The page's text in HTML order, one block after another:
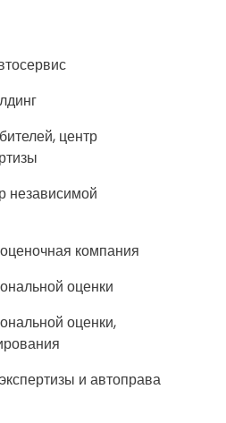
центр
независимой
компания
оценки
оценки,
и автоправа